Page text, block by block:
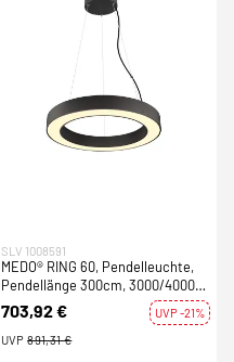
SLV 1008591
MEDO® RING 60, Pendelleuchte,
Pendellänge 300cm, 3000/4000K,
110°, PHASE, schwarz
703,92 €
UVP -21%
UVP 891,31 €